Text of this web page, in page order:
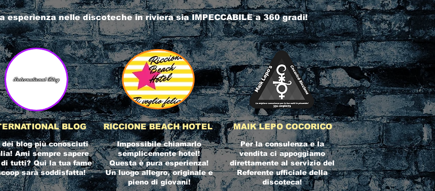
esperienza nellediscoteche in rivierasia IMPECCABILE a 360 gradi!
BLOG
dei blog più conosciuti
Ami sempre sapere
tutti? Qui la tua fame
sarà soddisfatta!
RICCIONE BEACH HOTEL
Impossibile chiamarlo
semplicemente hotel!
Questa è pura esperienza!
Un luogo allegro, originale e
pieno di giovani!
MAIK LEPO COCORICO
Per la consulenza e la
vendita ci appoggiamo
direttamente al servizio del
Referente ufficiale della
discoteca!